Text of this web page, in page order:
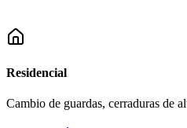
Residencial
Cambio de guardas, cerraduras de